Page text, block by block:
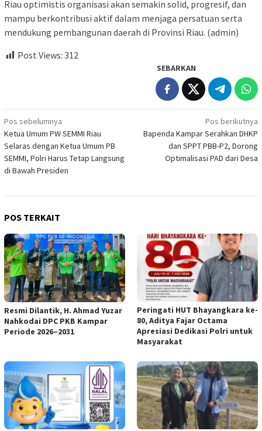
Riau optimistis organisasi akan semakin solid, progresif, dan
mampu berkontribusi aktif dalam menjaga persatuan serta
mendukung pembangunan daerah di Provinsi Riau. (admin)
Post Views: 312
SEBARKAN
Navigasi
pos
Pos sebelumnya
Ketua Umum PW SEMMI Riau
Selaras dengan Ketua Umum PB
SEMMI, Polri Harus Tetap Langsung
di Bawah Presiden
Pos berikutnya
Bapenda Kampar Serahkan DHKP
dan SPPT PBB-P2, Dorong
Optimalisasi PAD dari Desa
POS TERKAIT
Resmi Dilantik, H. Ahmad Yuzar
Nahkodai DPC PKB Kampar
Periode 2026–2031
Peringati HUT Bhayangkara ke-
80, Aditya Fajar Octama
Apresiasi Dedikasi Polri untuk
Masyarakat